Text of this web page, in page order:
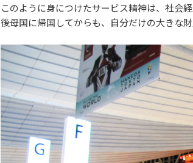
このように身につけたサービス精神は、社会
後母国に帰国してからも、自分だけの大きな財